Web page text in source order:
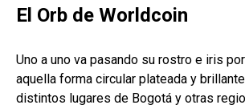
El Orb de Worldcoin
Uno a uno va pasando su rostro e iris
aquella forma circular plateada y
distintos lugares de Bogotá y otras